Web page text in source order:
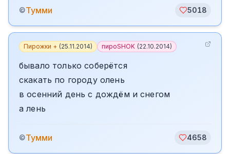
©Тумми 5018
Пирожки + (25.11.2014) пироSHOK (22.10.2014)
бывало только соберётся
скакать по городу олень
в осенний день с дождём и снегом
а лень
©Тумми 4658